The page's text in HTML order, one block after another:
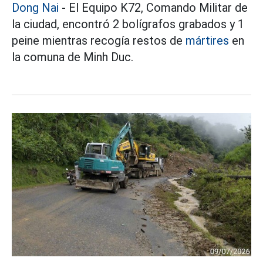
Dong Nai - El Equipo K72, Comando Militar de
la ciudad, encontró 2 bolígrafos grabados y 1
peine mientras recogía restos de mártires en
la comuna de Minh Duc.